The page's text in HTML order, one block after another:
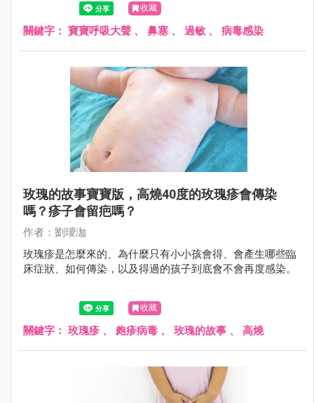
收藏
關鍵字： 寶寶呼吸大聲 、 鼻塞 、 過敏 、 病毒感染
玫瑰的故事寶寶版，高燒40度的玫瑰疹會傳染
嗎？疹子會留疤嗎？
作者：劉璦泇
玫瑰疹是怎麼來的、為什麼只有小小孩會得、會產生哪些臨
床症狀、如何傳染，以及得過的孩子到底會不會再度感染。
收藏
關鍵字： 玫瑰疹 、 皰疹病毒 、 玫瑰的故事 、 高燒